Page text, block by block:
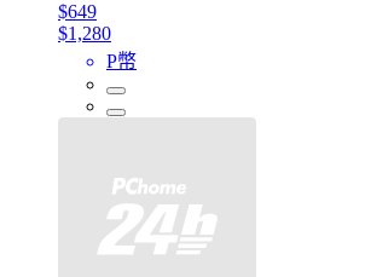
$649
$1,280
P幣